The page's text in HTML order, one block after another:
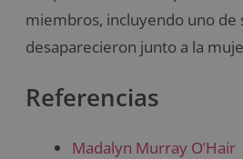
miembros, incluyendo uno de
desaparecieron junto a la
Referencias
Madalyn Murray O’Hair